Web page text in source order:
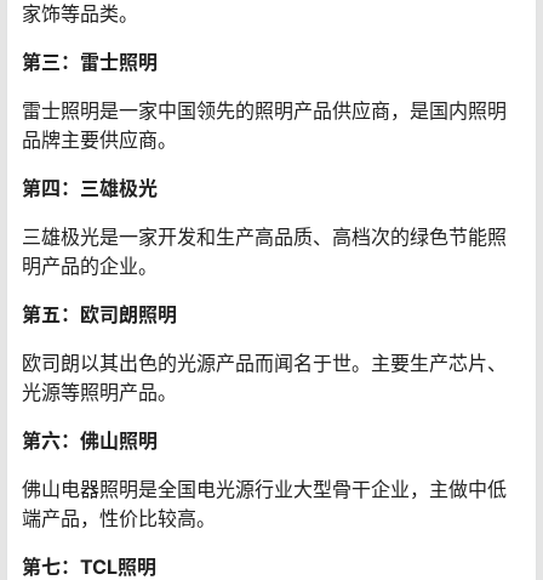
家饰等品类。
第三：雷士照明
雷士照明是一家中国领先的照明产品供应商，是国内照明
品牌主要供应商。
第四：三雄极光
三雄极光是一家开发和生产高品质、高档次的绿色节能照
明产品的企业。
第五：欧司朗照明
欧司朗以其出色的光源产品而闻名于世。主要生产芯片、
光源等照明产品。
第六：佛山照明
佛山电器照明是全国电光源行业大型骨干企业，主做中低
端产品，性价比较高。
第七：TCL照明